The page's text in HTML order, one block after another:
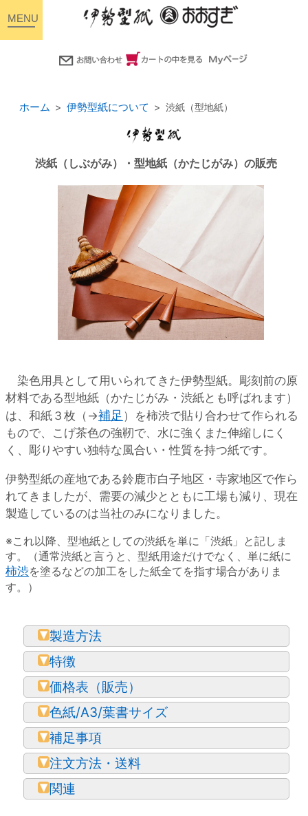
ホーム 伊勢型紙について 渋紙（型地紙）
渋紙（しぶがみ）・型地紙（かたじがみ）の販売
染色用具として用いられてきた伊勢型紙。彫刻前の原
材料である型地紙（かたじがみ・渋紙とも呼ばれます）
は、和紙３枚（→補足 ）を柿渋で貼り合わせて作られる
もので、こげ茶色の強靭で、水に強くまた伸縮しにく
く、彫りやすい独特な風合い・性質を持つ紙です。
伊勢型紙の産地である鈴鹿市白子地区・寺家地区で作ら
れてきましたが、需要の減少とともに工場も減り、現在
製造しているのは当社のみになりました。
※これ以降、型地紙としての渋紙を単に「渋紙」と記しま
す。（通常渋紙と言うと、型紙用途だけでなく、単に紙に
柿渋を塗るなどの加工をした紙全てを指す場合がありま
す。）
製造方法
特徴
価格表（販売）
色紙/A3/葉書サイズ
補足事項
注文方法・送料
関連
toggle
navigation